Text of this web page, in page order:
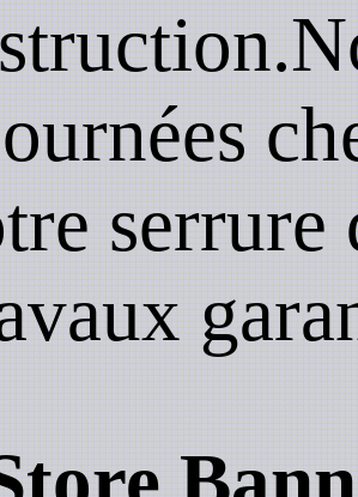
serrure